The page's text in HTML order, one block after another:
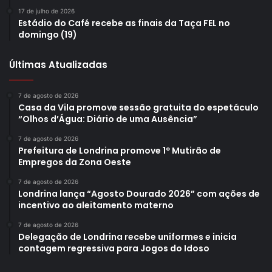
Transparência Passiva, que é quando o cidadão pede
informações para a Prefeitura. Contudo, neste último ano
foi avaliada a Transparência Ativa, que se refere as
exemplo é o Portal da Transparência, que congrega todas
funcionários, entre outros dados, que estão à disposição
da população de Londrina, e o Sistema Eletrônico de
Informações (SEI), onde todos os processos
administrativos da prefeitura podem ser acessados pelo
cidadão”, mencionou.
O presidente
Observatório
de Gestão
17 de julho de 2026
Estádio do Café recebe as finais da Taça FEL no
domingo (19)
Últimas Atualizadas
7 de agosto de 2026
Casa da Vila promove sessão gratuita do espetáculo
“Olhos d’Água: Diário de uma Ausência”
7 de agosto de 2026
Prefeitura de Londrina promove 1º Mutirão de
Empregos da Zona Oeste
7 de agosto de 2026
Londrina lança “Agosto Dourado 2026” com ações de
incentivo ao aleitamento materno
7 de agosto de 2026
Delegação de Londrina recebe uniformes e inicia
contagem regressiva para Jogos do Idoso